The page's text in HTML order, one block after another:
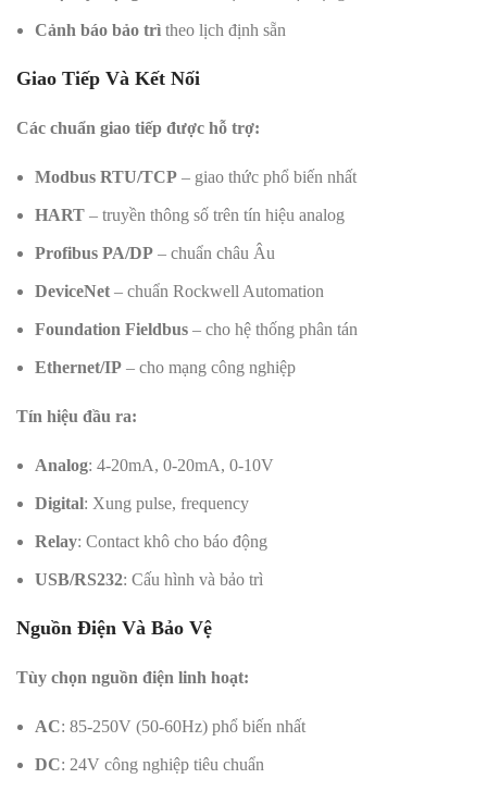
Cảnh báo bảo trì theo lịch định sẵn
Giao Tiếp Và Kết Nối
Các chuẩn giao tiếp được hỗ trợ:
Modbus RTU/TCP – giao thức phổ biến nhất
HART – truyền thông số trên tín hiệu analog
Profibus PA/DP – chuẩn châu Âu
DeviceNet – chuẩn Rockwell Automation
Foundation Fieldbus – cho hệ thống phân tán
Ethernet/IP – cho mạng công nghiệp
Tín hiệu đầu ra:
Analog: 4-20mA, 0-20mA, 0-10V
Digital: Xung pulse, frequency
Relay: Contact khô cho báo động
USB/RS232: Cấu hình và bảo trì
Nguồn Điện Và Bảo Vệ
Tùy chọn nguồn điện linh hoạt:
AC: 85-250V (50-60Hz) phổ biến nhất
DC: 24V công nghiệp tiêu chuẩn